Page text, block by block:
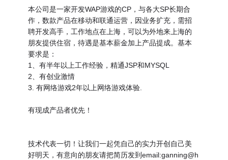
本公司是一家开发WAP游戏的CP，与各大SP长期合
作，数款产品在移动和联通运营，因业务扩充，需招
聘开发高手，工作地点在上海，可以为外地来上海的
朋友提供住宿，待遇是基本薪金加上产品提成。基本
要求是：
1、有半年以上工作经验，精通JSP和MYSQL
2、有创业激情
3. 有网络游戏2年以上网络游戏体验.
有现成产品者优先！
技术代表一切！让我们一起凭自己的实力开创自己美
好明天，有意向的朋友请把简历发到email:ganning@h